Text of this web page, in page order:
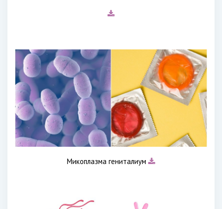
Микоплазма гениталиум